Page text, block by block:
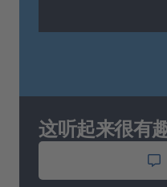
这听起来很有